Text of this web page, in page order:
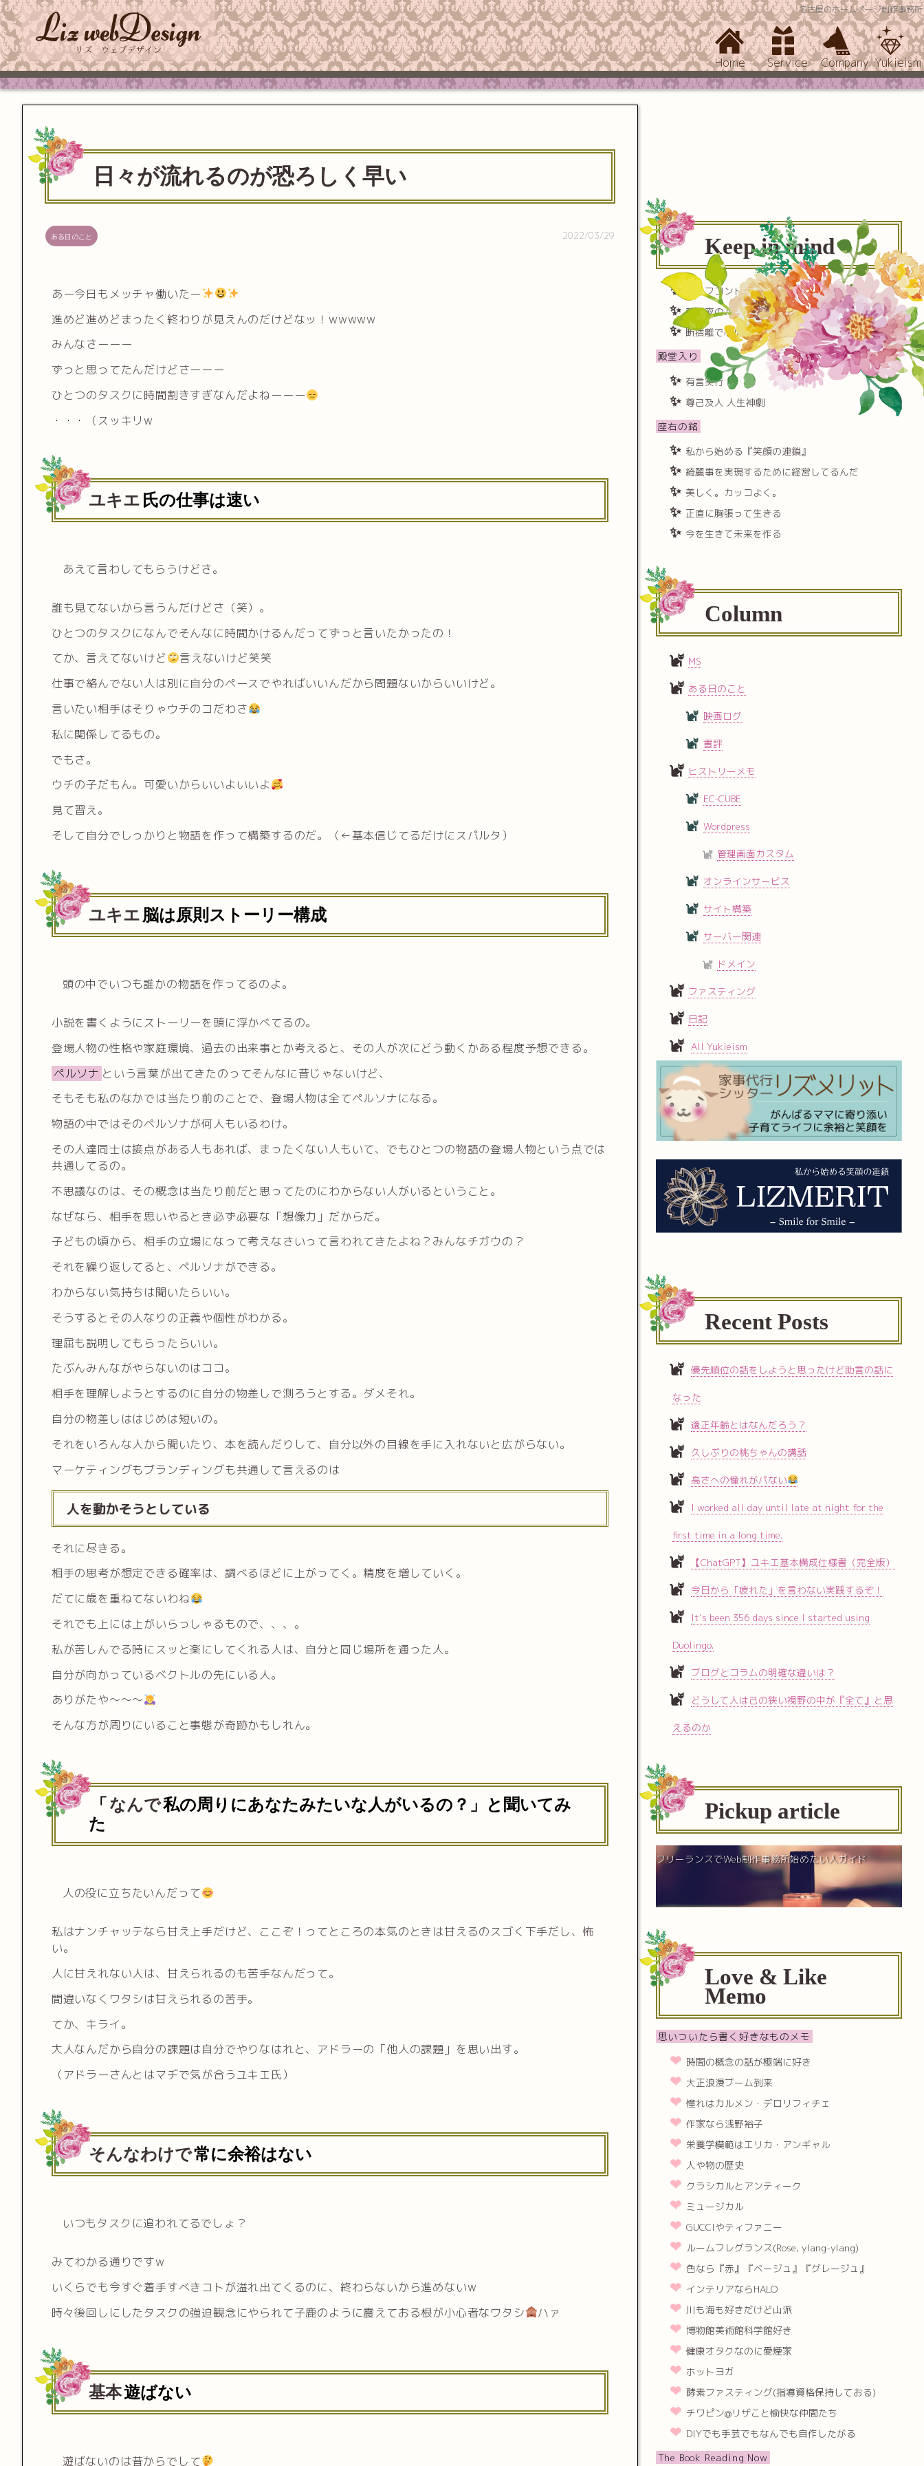
名古屋のホームページ制作事務所
Home Service Company Yukieism
日々が流れるのが恐ろしく早い
ある日のこと 2022/03/29
あー今日もメッチャ働いたー
進めど進めどまったく終わりが見えんのだけどなッ！wwwww
みんなさーーー
ずっと思ってたんだけどさーーー
ひとつのタスクに時間割きすぎなんだよねーーー
・・・（スッキリw
ユキエ 氏の仕事は速い
あえて言わしてもらうけどさ。
誰も見てないから言うんだけどさ（笑）。
ひとつのタスクになんでそんなに時間かけるんだってずっと言いたかったの！
てか、言えてないけど
言えないけど笑笑
仕事で絡んでない人は別に自分のペースでやればいいんだから問題ないからいいけど。
言いたい相手はそりゃウチのコだわさ
私に関係してるもの。
でもさ。
ウチの子だもん。可愛いからいいよいいよ
見て習え。
そして自分でしっかりと物語を作って構築するのだ。（←基本信じてるだけにスパルタ）
ユキエ 脳は原則ストーリー構成
頭の中でいつも誰かの物語を作ってるのよ。
小説を書くようにストーリーを頭に浮かべてるの。
登場人物の性格や家庭環境、過去の出来事とか考えると、その人が次にどう動くかある程度予想できる。
ペルソナ という言葉が出てきたのってそんなに昔じゃないけど、
そもそも私のなかでは当たり前のことで、登場人物は全てペルソナになる。
物語の中ではそのペルソナが何人もいるわけ。
その人達同士は接点がある人もあれば、まったくない人もいて、でもひとつの物語の登場人物という点では
共通してるの。
不思議なのは、その概念は当たり前だと思ってたのにわからない人がいるということ。
なぜなら、相手を思いやるとき必ず必要な「想像力」だからだ。
子どもの頃から、相手の立場になって考えなさいって言われてきたよね？みんなチガウの？
それを繰り返してると、ペルソナができる。
わからない気持ちは聞いたらいい。
そうするとその人なりの正義や個性がわかる。
理屈も説明してもらったらいい。
たぶんみんながやらないのはココ。
相手を理解しようとするのに自分の物差しで測ろうとする。ダメそれ。
自分の物差しははじめは短いの。
それをいろんな人から聞いたり、本を読んだりして、自分以外の目線を手に入れないと広がらない。
マーケティングもブランディングも共通して言えるのは
人を動かそうとしている
それに尽きる。
相手の思考が想定できる確率は、調べるほどに上がってく。精度を増していく。
だてに歳を重ねてないわね
それでも上には上がいらっしゃるもので、、、。
私が苦しんでる時にスッと楽にしてくれる人は、自分と同じ場所を通った人。
自分が向かっているベクトルの先にいる人。
ありがたや〜〜〜
そんな方が周りにいること事態が奇跡かもしれん。
「 なんで私の周りにあなたみたいな人がいるの？」と聞いてみ
た
人の役に立ちたいんだって
私はナンチャッテなら甘え上手だけど、ここぞ！ってところの本気のときは甘えるのスゴく下手だし、怖
い。
人に甘えれない人は、甘えられるのも苦手なんだって。
間違いなくワタシは甘えられるの苦手。
てか、キライ。
大人なんだから自分の課題は自分でやりなはれと、アドラーの「他人の課題」を思い出す。
（アドラーさんとはマヂで気が合うユキエ氏）
そんなわけで常に余裕はない
いつもタスクに追われてるでしょ？
みてわかる通りですw
いくらでも今すぐ着手すべきコトが溢れ出てくるのに、終わらないから進めないw
時々後回しにしたタスクの強迫観念にやられて子鹿のように震えておる根が小心者なワタシ
ハァ
基本遊ばない
遊ばないのは昔からでして
Keep in mind
セルフコントロール(自己制御)
朝と夜のルーチンを極める
断捨離で心に隙間をつくる
殿堂入り
有言実行
尊己及人 人生神劇
座右の銘
私から始める『笑顔の連鎖』
綺麗事を実現するために経営してるんだ
美しく。カッコよく。
正直に胸張って生きる
今を生きて未来を作る
Column
MS
ある日のこと
映画ログ
書評
ヒストリーメモ
EC-CUBE
Wordpress
管理画面カスタム
オンラインサービス
サイト構築
サーバー関連
ドメイン
ファスティング
日記
All Yukieism
Recent Posts
優先順位の話をしようと思ったけど助言の話に
なった
適正年齢とはなんだろう？
久しぶりの桃ちゃんの講話
高さへの憧れがパない
I worked all day until late at night for the
first time in a long time.
【ChatGPT】ユキエ基本構成仕様書（完全版）
今日から「疲れた」を言わない実践するぞ！
It’s been 356 days since I started using
Duolingo.
ブログとコラムの明確な違いは？
どうして人は己の狭い視野の中が『全て』と思
えるのか
Pickup article
フリーランスでWeb制作事務所始めたい人ガイド
Love & Like
Memo
思いついたら書く好きなものメモ
時間の概念の話が極端に好き
大正浪漫ブーム到来
憧れはカルメン・デロリフィチェ
作家なら浅野裕子
栄養学模範はエリカ・アンギャル
人や物の歴史
クラシカルとアンティーク
ミュージカル
GUCCIやティファニー
ルームフレグランス(Rose, ylang-ylang)
色なら『赤』『ベージュ』『グレージュ』
インテリアならHALO
川も海も好きだけど山派
博物館美術館科学館好き
健康オタクなのに愛煙家
ホットヨガ
酵素ファスティング(指導資格保持しておる)
チワピン@リザこと愉快な仲間たち
DIYでも手芸でもなんでも自作したがる
The Book Reading Now